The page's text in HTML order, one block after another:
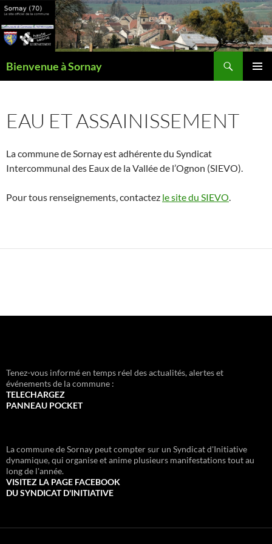
Aller
contenu
Bienvenue à Sornay
EAU ET ASSAINISSEMENT
La commune de Sornay est adhérente du Syndicat
Intercommunal des Eaux de la Vallée de l’Ognon (SIEVO).
Pour tous renseignements, contactez le site du SIEVO.
Tenez-vous informé en temps réel des actualités, alertes et
événements de la commune :
TELECHARGEZ
PANNEAU POCKET
La commune de Sornay peut compter sur un Syndicat d'Initiative
dynamique, qui organise et anime plusieurs manifestations tout au
long de l'année.
VISITEZ LA PAGE FACEBOOK
DU SYNDICAT D'INITIATIVE